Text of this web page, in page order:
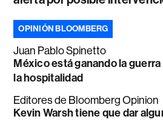
OPINIÓN BLOOMBERG
Juan Pablo Spinetto
México está ganando la
la hospitalidad
Editores de Bloomberg Opinion
Kevin Warsh tiene que dar